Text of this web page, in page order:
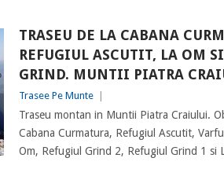
TRASEU DE LA CABANA
REFUGIUL ASCUTIT, LA OM
GRIND. MUNTII PIATRA
Trasee Pe Munte
Traseu montan in Muntii Piatra Craiului.
Cabana Curmatura, Refugiul Ascutit,
Om, Refugiul Grind 2, Refugiul Grind 1 si